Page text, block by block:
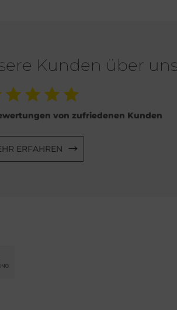
Kunden über uns
von zufriedenen Kunden
ERFAHREN